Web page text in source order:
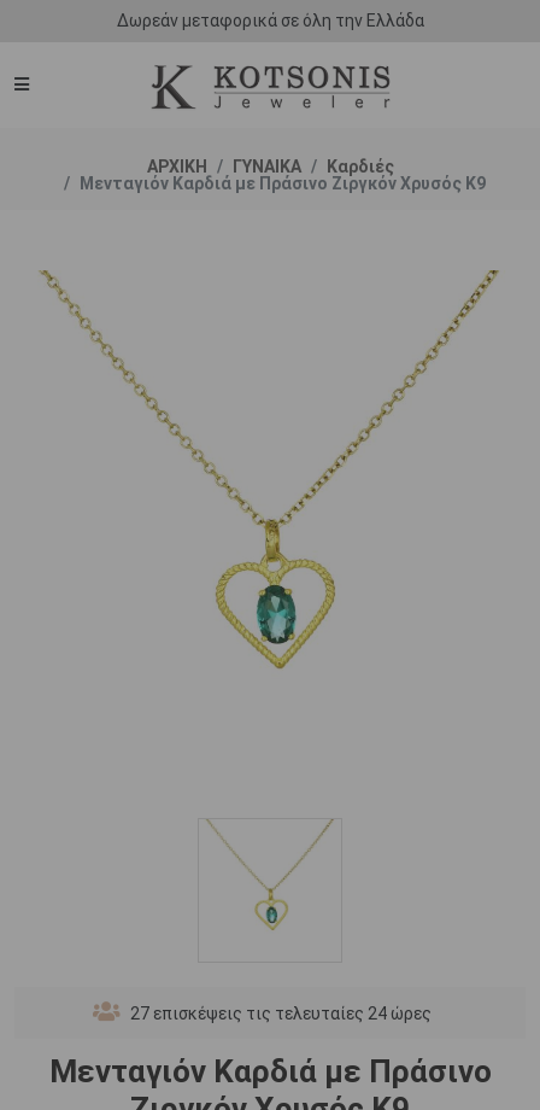
Δωρεάν μεταφορικά σε όλη την Ελλάδα
ΑΡΧΙΚΗ ΓΥΝΑΙΚΑ
Καρδιές
Μενταγιόν Καρδιά με Πράσινο Ζιργκόν Χρυσός K9
27 επισκέψεις τις τελευταίες 24 ώρες
Μενταγιόν Καρδιά με Πράσινο